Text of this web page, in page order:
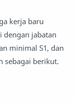
kerja baru
dengan jabatan
minimal S1, dan
sebagai berikut.